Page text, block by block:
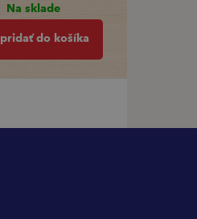
Na sklade
pridať do košíka